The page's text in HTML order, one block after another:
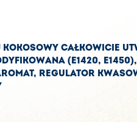
CAŁKOWICIE
(E1420,
REGULATOR